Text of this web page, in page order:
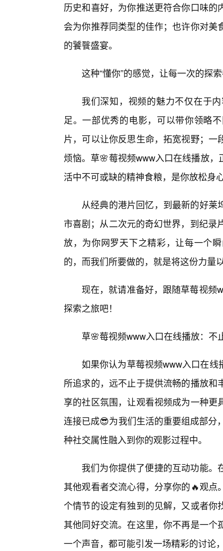
历史和喜好，为你推送更符合你口味
会为你推荐同类型的佳作；也许你对
的饕餮盛宴。
这种“懂你”的感觉，让每一次的探
我们深知，视频的魅力不仅在于
足。一部优秀的电影，可以带你领略
片，可以让你反思生命，拓宽视野；
烦恼。草🌸莓视频www入口在线播放
活中不可或缺的精神食粮，是你放松身
从经典的港片回忆，到最新的好
市喜剧；从二次元的奇幻世界，到纪
放，为你网罗天下之精彩，让每一个
的，而我们所要做的，就是将这份力量
现在，就请准备好，跟随草莓视频
探索之旅吧！
草🌸莓视频www入口在线播放：
如果你认为草莓视频www入口在
所追求的，远不止于提供流畅的播放
享的社区氛围，让观看视频成为一种
连接已成😎为我们生活的重要组成部分
种社交属性融入到你的观影过程中。
我们为你提供了便捷的互动功能
其他观看者交流心得，分享你的🔥观
个情节的设定有独到的见解，又或者
其他同好交流。在这里，你不再是一
一个声音，都可能引发一场精彩的讨论